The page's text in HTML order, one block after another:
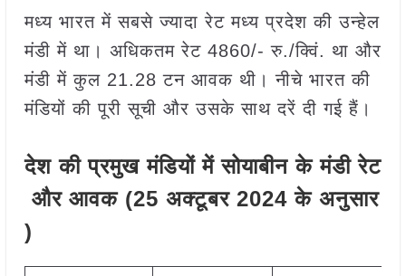
मध्य भारत में सबसे ज्यादा रेट मध्य प्रदेश की उन्हेल
मंडी में था। अधिकतम रेट 4860/- रु./क्विं. था और
मंडी में कुल 21.28 टन आवक थी। नीचे भारत की
मंडियों की पूरी सूची और उसके साथ दरें दी गई हैं।
देश की प्रमुख मंडियों में सोयाबीन के मंडी रेट
और आवक(25 अक्टूबर 2024के अनुसार
)